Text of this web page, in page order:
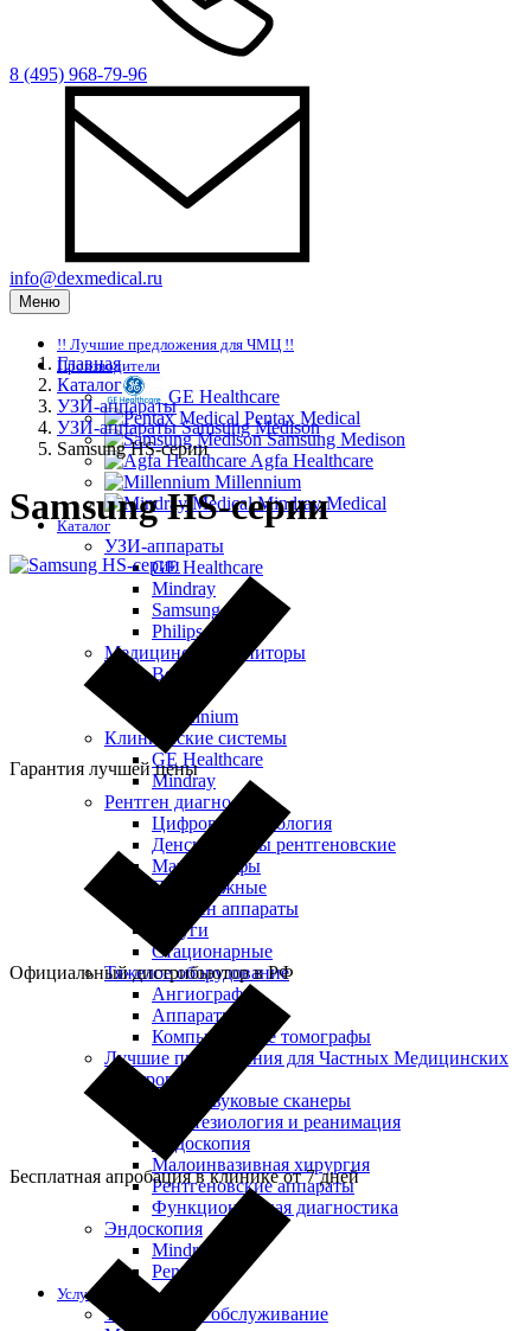
8 (495) 968-79-96
info@dexmedical.ru
Меню
!! Лучшие предложения для ЧМЦ !!
Производители
GE Healthcare
Pentax Medical
Samsung Medison
Agfa Healthcare
Millennium
Mindray Medical
Каталог
УЗИ-аппараты
GE Healthcare
Mindray
Samsung
Philips
Медицинские мониторы
Beacon
Millennium
Клинические системы
GE Healthcare
Mindray
Рентген диагностика
Цифровая радиология
Денситометры рентгеновские
Маммографы
Передвижные
Рентген аппараты
С-дуги
Стационарные
Тяжелое оборудование
Ангиографы
Аппараты МРТ
Компьютерные томографы
Лучшие предложения для Частных Медицинских
Центров
Ультразвуковые сканеры
Анестезиология и реанимация
Эндоскопия
Малоинвазивная хирургия
Рентгеновские аппараты
Функциональная диагностика
Эндоскопия
Mindray
Pentax
Услуги
Техническое обслуживание
Главная
Каталог
УЗИ-аппараты
УЗИ-аппараты Samsung Medison
Samsung HS-серии
Samsung HS-серии
Гарантия лучшей цены
Официальный дистрибьютор в РФ
Бесплатная апробация в клинике от 7 дней